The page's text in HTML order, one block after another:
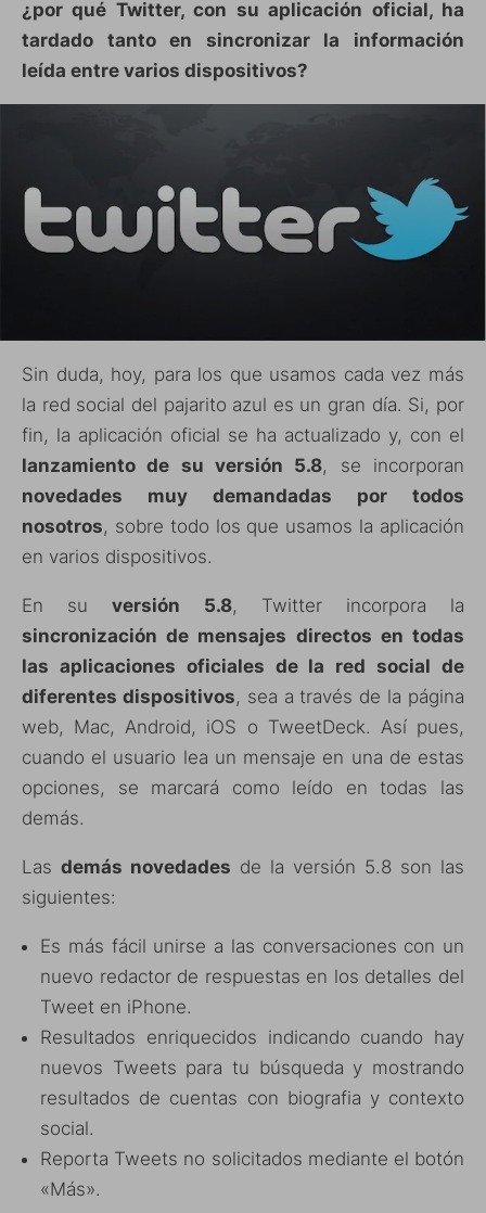
¿por qué Twitter, con su aplicación oficial, ha
tardado tanto en sincronizar la información
leída entre varios dispositivos?
Sin duda, hoy, para los que usamos cada vez más
la red social del pajarito azul es un gran día. Si, por
fin, la aplicación oficial se ha actualizado y, con el
lanzamiento de su versión 5.8, se incorporan
novedades muy demandadas por todos
nosotros, sobre todo los que usamos la aplicación
en varios dispositivos.
En suversión 5.8, Twitter incorpora la
sincronización de mensajes directos en todas
las aplicaciones oficiales de la red social de
diferentes dispositivos, sea a través de la página
web, Mac, Android, iOS o TweetDeck. Así pues,
cuando el usuario lea un mensaje en una de estas
opciones, se marcará como leído en todas las
demás.
Las demás novedades de la versión 5.8 son las
siguientes:
Es más fácil unirse a las conversaciones con un
nuevo redactor de respuestas en los detalles del
Tweet en iPhone.
Resultados enriquecidos indicando cuando hay
nuevos Tweets para tu búsqueda y mostrando
resultados de cuentas con biografia y contexto
social.
Reporta Tweets no solicitados mediante el botón
«Más».